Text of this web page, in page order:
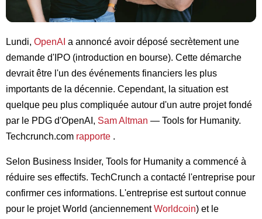
Lundi, OpenAI a annoncé avoir déposé secrètement une
demande d'IPO (introduction en bourse). Cette démarche
devrait être l'un des événements financiers les plus
importants de la décennie. Cependant, la situation est
quelque peu plus compliquée autour d'un autre projet fondé
par le PDG d'OpenAI, Sam Altman — Tools for Humanity.
Techcrunch.com rapporte .
Selon Business Insider, Tools for Humanity a commencé à
réduire ses effectifs. TechCrunch a contacté l'entreprise pour
confirmer ces informations. L'entreprise est surtout connue
pour le projet World (anciennementWorldcoin) et le